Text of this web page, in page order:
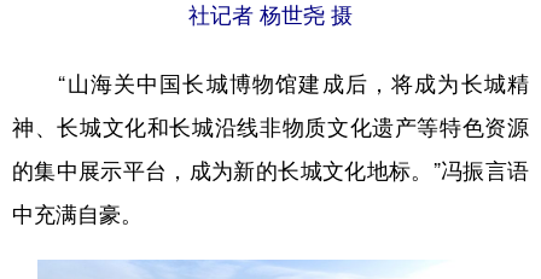
社记者 杨世尧 摄
“山海关中国长城博物馆建成后，将成为长城精
神、长城文化和长城沿线非物质文化遗产等特色资源
的集中展示平台，成为新的长城文化地标。”冯振言语
中充满自豪。